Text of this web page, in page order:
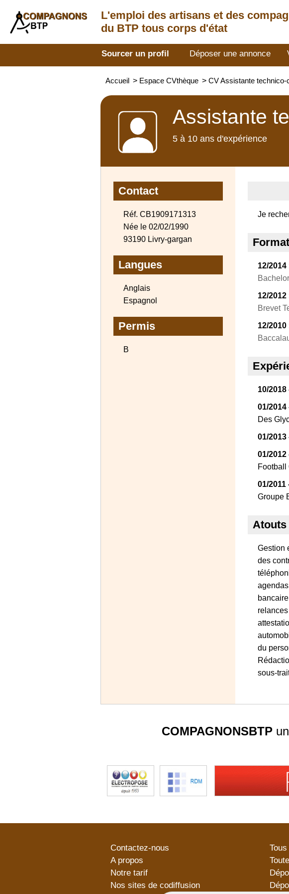
L'emploi des artisans et des
du BTP tous corps d'état
Sourcer un profil Déposer une annonce
Accueil > Espace CVthèque > CV Assistante
Assistante
5 à 10 ans d'expérience
Contact
Réf. CB1909171313
Née le 02/02/1990
93190 Livry-gargan
Langues
Anglais
Espagnol
Permis
B
Je
12/2014
12/2012
Brevet
12/2010
10/2018
01/2014
Des
01/2013
01/2012
Football
01/2011
Groupe
Atouts
Gestion
des
du
sous-
COMPAGNONSBTP
Contactez-nous
A propos
Notre tarif
Nos sites de codiffusion